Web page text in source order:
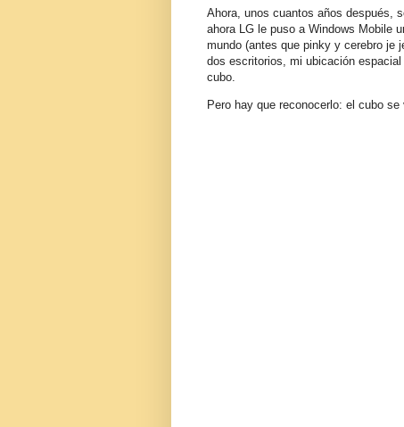
Ahora, unos cuantos años después,
ahora LG le puso a Windows Mobile
mundo (antes que pinky y cerebro je
dos escritorios, mi ubicación
cubo.
Pero hay que reconocerlo: el cubo